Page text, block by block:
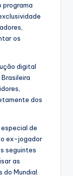
programa
os
digital
dos
de
o ex-jogador
seguintes
as
Mundial.